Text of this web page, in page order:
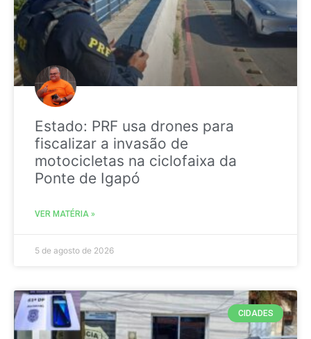
Estado: PRF usa drones para
fiscalizar a invasão de
motocicletas na ciclofaixa da
Ponte de Igapó
VER MATÉRIA »
5 de agosto de 2026
CIDADES